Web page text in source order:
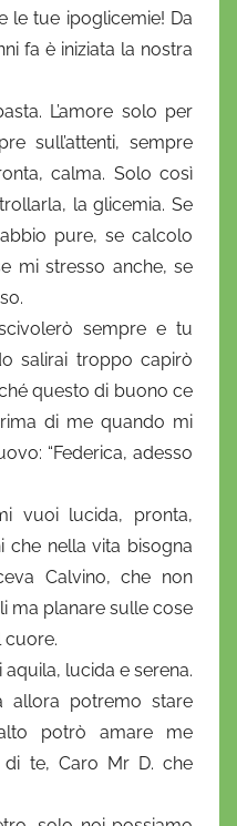
le tue ipoglicemie! Da
fa è iniziata la nostra
L’amore solo per
sull’attenti, sempre
calma. Solo così
la glicemia. Se
pure, se calcolo
mi stresso anche, se
sempre e tu
salirai troppo capirò
questo di buono ce
di me quando mi
“Federica, adesso
vuoi lucida, pronta,
che nella vita bisogna
Calvino, che non
ma planare sulle cose
cuore.
lucida e serena.
allora potremo stare
potrò amare me
te, Caro Mr D. che